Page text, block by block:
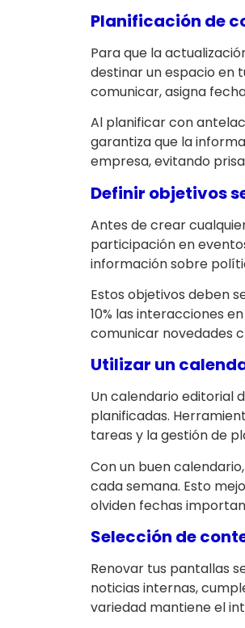
Planificación de
Para que la
destinar un espacio en
comunicar, asigna
Al planificar con
garantiza que la
empresa, evitando
Definir objetivos
Antes de crear
participación en
información sobre
Estos objetivos deben
10% las interacciones
comunicar novedades
Utilizar un
Un calendario editorial
planificadas.
tareas y la gestión de
Con un buen
cada semana. Esto
olviden fechas
Selección de
Renovar tus pantallas
noticias internas,
variedad mantiene el